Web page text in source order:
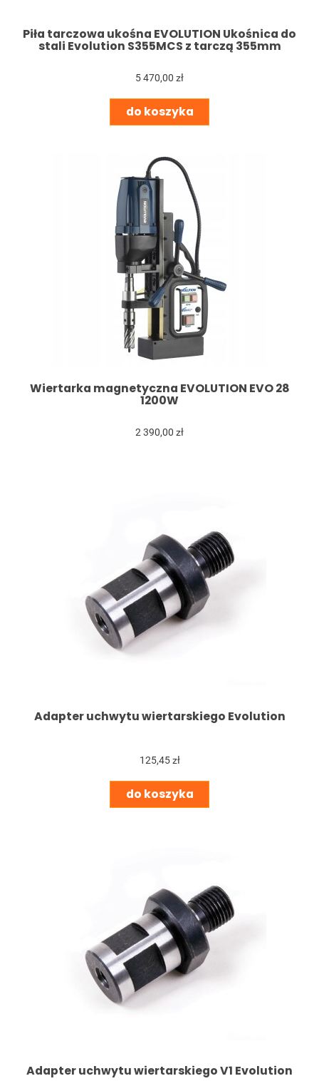
Piła tarczowa ukośna EVOLUTION Ukośnica do
stali Evolution S355MCS z tarczą 355mm
5 470,00 zł
do koszyka
Wiertarka magnetyczna EVOLUTION EVO 28
1200W
2 390,00 zł
Adapter uchwytu wiertarskiego Evolution
125,45 zł
do koszyka
Adapter uchwytu wiertarskiego V1 Evolution